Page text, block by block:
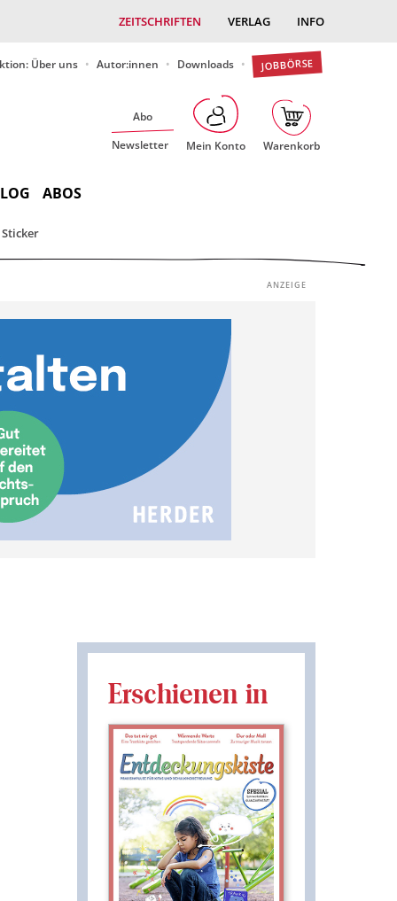
ZEITSCHRIFTEN VERLAG INFO
Über uns Autor:innen Downloads JOBBÖRSE
Abo
Newsletter
Mein Konto Warenkorb
ABOS
Sticker
Erschienen in